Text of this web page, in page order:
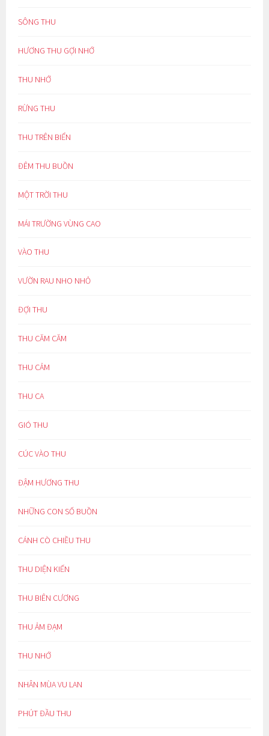
SÔNG THU
HƯƠNG THU GỢI NHỚ
THU NHỚ
RỪNG THU
THU TRÊN BIỂN
ĐÊM THU BUỒN
MỘT TRỜI THU
MÁI TRƯỜNG VÙNG CAO
VÀO THU
VƯỜN RAU NHO NHỎ
ĐỢI THU
THU CĂM CĂM
THU CẢM
THU CA
GIÓ THU
CÚC VÀO THU
ĐẬM HƯƠNG THU
NHỮNG CON SỐ BUỒN
CÁNH CÒ CHIỀU THU
THU DIỆN KIẾN
THU BIÊN CƯƠNG
THU ẢM ĐẠM
THU NHỚ
NHÂN MÙA VU LAN
PHÚT ĐẦU THU